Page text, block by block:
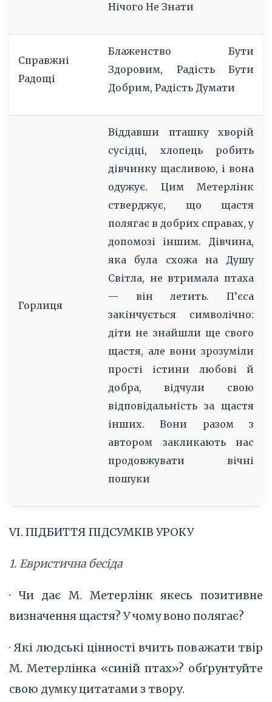
Нічого Не Знати
Справжні
Радощі
Блаженство Бути
Здоровим, Радість Бути
Добрим, Радість Думати
Горлиця
Віддавши пташку хворій
сусідці, хлопець робить
дівчинку щасливою, і вона
одужує. Цим Метерлінк
стверджує, що щастя
полягає в добрих справах, у
допомозі іншим. Дівчина,
яка була схожа на Душу
Світла, не втримала птаха
— він летить. П’єса
закінчується символічно:
діти не знайшли ще свого
щастя, але вони зрозуміли
прості істини любові й
добра, відчули свою
відповідальність за щастя
інших. Вони разом з
автором закликають нас
продовжувати вічні
пошуки
VI. ПІДБИТТЯ ПІДСУМКІВ УРОКУ
1. Евристична бесіда
· Чи дає М. Метерлінк якесь позитивне
визначення щастя? У чому воно полягає?
· Які людські цінності вчить поважати твір
М. Метерлінка «синій птах»? обґрунтуйте
свою думку цитатами з твору.